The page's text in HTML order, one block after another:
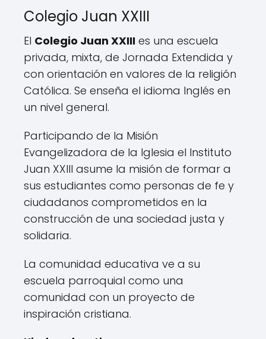
Colegio Juan XXIII
El Colegio Juan XXIII es una escuela
privada, mixta, de Jornada Extendida y
con orientación en valores de la religión
Católica. Se enseña el idioma Inglés en
un nivel general.
Participando de la Misión
Evangelizadora de la Iglesia el Instituto
Juan XXIII asume la misión de formar a
sus estudiantes como personas de fe y
ciudadanos comprometidos en la
construcción de una sociedad justa y
solidaria.
La comunidad educativa ve a su
escuela parroquial como una
comunidad con un proyecto de
inspiración cristiana.